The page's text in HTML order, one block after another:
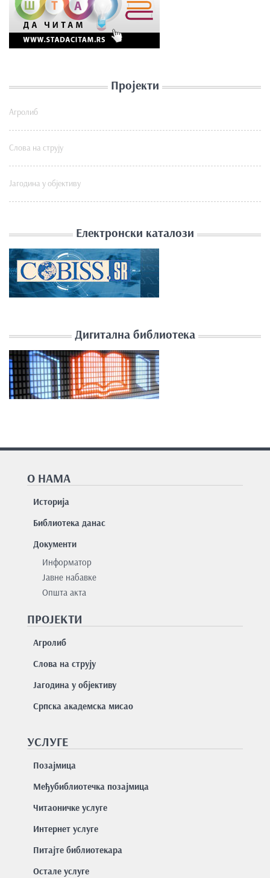
Пројекти
Агролиб
Слова на струју
Јагодина у објективу
Електронски каталози
Дигитална библиотека
О НАМА
Историја
Библиотека данас
Документи
Информатор
Јавне набавке
Општа акта
ПРОЈЕКТИ
Агролиб
Слова на струју
Јагодина у објективу
Српска академска мисао
УСЛУГЕ
Позајмицa
Међубиблиотечка позајмица
Читаоничке услуге
Интернет услуге
Питајте библиотекара
Остале услуге